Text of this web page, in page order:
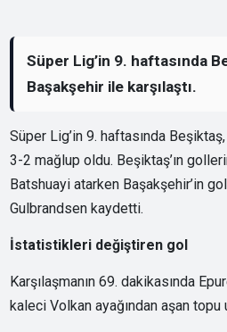
Süper Lig’in 9. haftasında
Başakşehir ile karşılaştı.
Süper Lig’in 9. haftasında
3-2 mağlup oldu. Beşiktaş’ın
Batshuayi atarken Başakşehir’in
Gulbrandsen kaydetti.
İstatistikleri değiştiren gol
Karşılaşmanın 69. dakikasında
kaleci Volkan ayağından aşan topu